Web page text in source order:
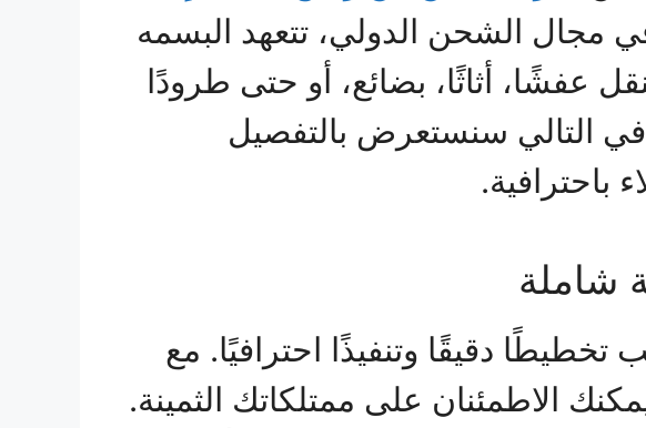
مجال الشحن الدولي، تتعهد البسمه
عفشًا، أثاثًا، بضائع، أو حتى طرودًا
التالي سنستعرض بالتفصيل
باحترافية.
شاملة
دقيقًا وتنفيذًا احترافيًا. مع
الاطمئنان على ممتلكاتك الثمينة.